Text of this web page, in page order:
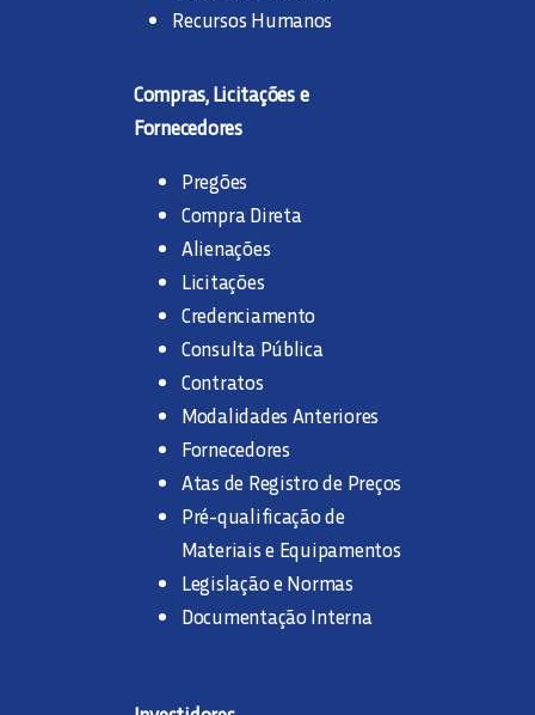
Recursos Humanos
Compras, Licitações e
Fornecedores
Pregões
Compra Direta
Alienações
Licitações
Credenciamento
Consulta Pública
Contratos
Modalidades Anteriores
Fornecedores
Atas de Registro de Preços
Pré-qualificação de
Materiais e Equipamentos
Legislação e Normas
Documentação Interna